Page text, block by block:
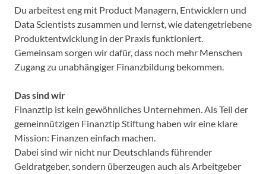
Du arbeitest eng mit Product Managern, Entwicklern und
Data Scientists zusammen und lernst, wie datengetriebene
Produktentwicklung in der Praxis funktioniert.
Gemeinsam sorgen wir dafür, dass noch mehr Menschen
Zugang zu unabhängiger Finanzbildung bekommen.
Das sind wir
Finanztip ist kein gewöhnliches Unternehmen. Als Teil der
gemeinnützigen Finanztip Stiftung haben wir eine klare
Mission: Finanzen einfach machen.
Dabei sind wir nicht nur Deutschlands führender
Geldratgeber, sondern überzeugen auch als Arbeitgeber